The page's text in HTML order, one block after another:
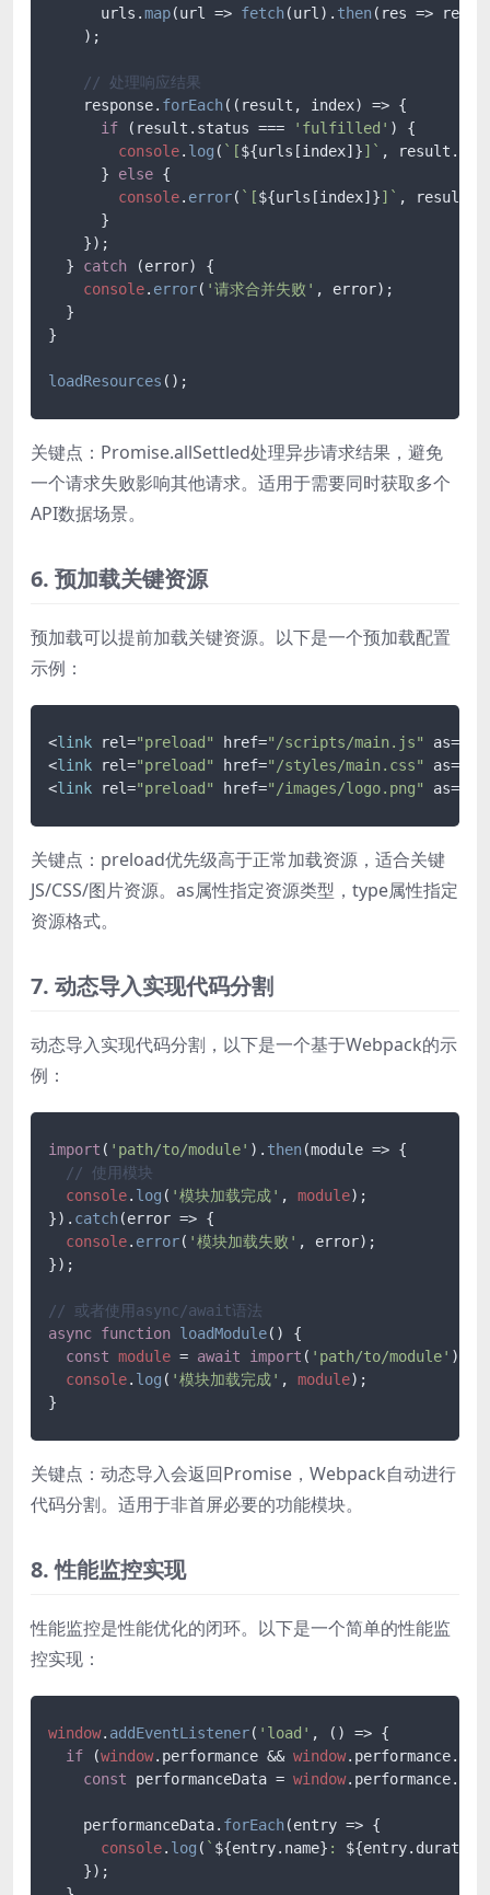
      urls.
map(url => fetch(url). then( res => res.
    );
// 处理响应结果
    response.
forEach( ( result, index) => {
if (result. status === 'fulfilled' ) {
console. log ( `[${urls[index]}]` , result.
      }
else {
console. error( `[${urls[index]}]` , result.
      }
    });
  }
catch (error) {
console. error( '请求合并失败' , error);
  }
}
loadResources
关键点：Promise.allSettled处理异步请求结果，避免
一个请求失败影响其他请求。适用于需要同时获取多个
API数据场景。
6. 预加载关键资源
预加载可以提前加载关键资源。以下是一个预加载配置
示例：
<link rel="preload" href="/scripts/main.js" as=
<link rel="preload" href="/styles/main.css" as=
<link rel="preload" href="/images/logo.png" as=
关键点：preload优先级高于正常加载资源，适合关键
JS/CSS/图片资源。as属性指定资源类型，type属性指定
资源格式。
7. 动态导入实现代码分割
动态导入实现代码分割，以下是一个基于Webpack的示
例：
import ( 'path/to/module' ). then(module => {
// 使用模块
console. log ( '模块加载完成' , module);
}). catch(error => {
console. error( '模块加载失败' , error);
});
// 或者使用async/await语法
async function loadModule( ) {
const module = await import ( 'path/to/module' );
console. log ( '模块加载完成' , module);
关键点：动态导入会返回Promise，Webpack自动进行
代码分割。适用于非首屏必要的功能模块。
8. 性能监控实现
性能监控是性能优化的闭环。以下是一个简单的性能监
控实现：
window. addEventListener( 'load' , () => {
if (window. performance && window. performance.
const performanceData = window. performance.
    performanceData.
forEach(entry => {
console. log ( ` ${entry.name} :
    });